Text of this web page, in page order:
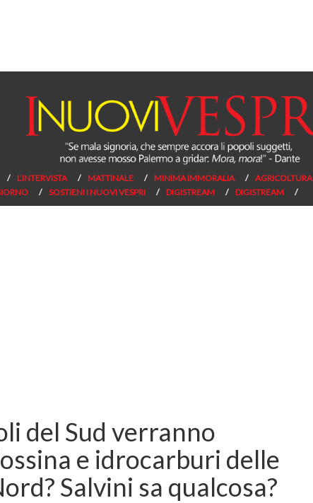
L’INTERVISTA MATTINALE MINIMA IMMORALIA AGRICOLTURA
SOSTIENI I NUOVI VESPRI DIGISTREAM DIGISTREAM
del Sud verranno
e idrocarburi delle
Salvini sa qualcosa?